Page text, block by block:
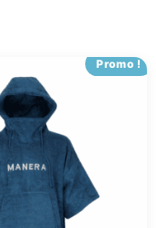
Promo !